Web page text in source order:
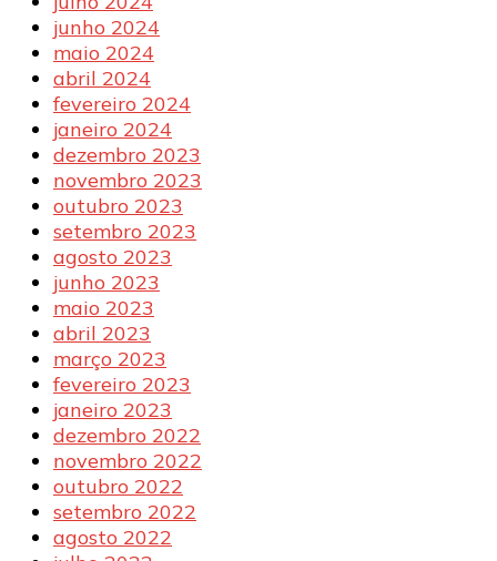
junho 2024
maio 2024
abril 2024
fevereiro 2024
janeiro 2024
dezembro 2023
novembro 2023
outubro 2023
setembro 2023
agosto 2023
junho 2023
maio 2023
abril 2023
março 2023
fevereiro 2023
janeiro 2023
dezembro 2022
novembro 2022
outubro 2022
setembro 2022
agosto 2022